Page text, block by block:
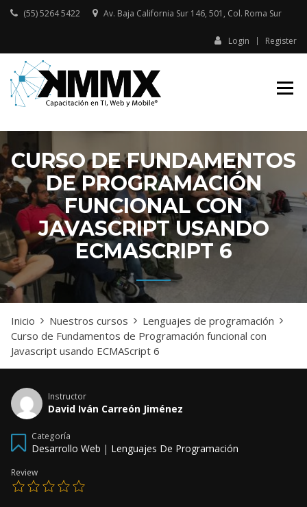
Skip
(55) 5264 5422 Av. Baja California Sur 146, 501, Col. Roma Sur​
Login Register
CAPACITACIÓN
CURSO DE FUNDAMENTOS
DE PROGRAMACIÓN
FUNCIONAL CON
JAVASCRIPT USANDO
ECMASCRIPT 6
Inicio Nuestros cursos
Lenguajes de programación
Curso de Fundamentos de Programación funcional con
Javascript usando ECMAScript 6
Instructor
David Iván Carreón Jiménez
Categoría
Desarrollo Web | Lenguajes De Programación
Review